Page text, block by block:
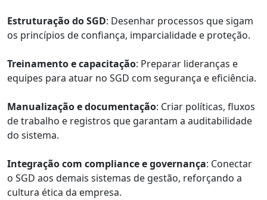
Estruturação do SGD: Desenhar processos que sigam
os princípios de confiança, imparcialidade e proteção.
Treinamento e capacitação: Preparar lideranças e
equipes para atuar no SGD com segurança e eficiência.
Manualização e documentação: Criar políticas, fluxos
de trabalho e registros que garantam a auditabilidade
do sistema.
Integração com compliance e governança: Conectar
o SGD aos demais sistemas de gestão, reforçando a
cultura ética da empresa.